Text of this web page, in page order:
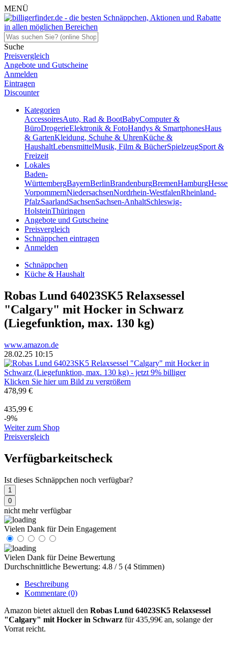
MENÜ
Suche
Preisvergleich
Angebote und Gutscheine
Anmelden
Eintragen
Discounter
Kategorien
AccessoiresAuto, Rad & BootBabyComputer &
BüroDrogerieElektronik & FotoHandys & SmartphonesHaus
& GartenKleidung, Schuhe & UhrenKüche &
HaushaltLebensmittelMusik, Film & BücherSpielzeugSport &
Freizeit
Lokales
Baden-
WürttembergBayernBerlinBrandenburgBremenHamburg
VorpommernNiedersachsenNordrhein-WestfalenRheinland-
PfalzSaarlandSachsenSachsen-AnhaltSchleswig-
HolsteinThüringen
Angebote und Gutscheine
Preisvergleich
Schnäppchen eintragen
Anmelden
Schnäppchen
Küche & Haushalt
Robas Lund 64023SK5 Relaxsessel
"Calgary" mit Hocker in Schwarz
(Liegefunktion, max. 130 kg)
www.amazon.de
28.02.25 10:15
Klicken Sie hier um Bild zu vergrößern
478,99 €
435,99 €
-9%
Weiter zum Shop
Preisvergleich
Verfügbarkeitscheck
Ist dieses Schnäppchen noch verfügbar?
1
0
nicht mehr verfügbar
Vielen Dank für Dein Engagement
Vielen Dank für Deine Bewertung
Durchschnittliche Bewertung: 4.8 / 5 (4 Stimmen)
Beschreibung
Kommentare (0)
Amazon bietet aktuell den Robas Lund ‎64023SK5 Relaxsessel
"Calgary" mit Hocker in Schwarz für 435,99€ an, solange der
Vorrat reicht.